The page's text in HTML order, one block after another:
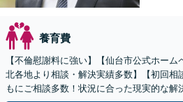
養育費
【不倫慰謝料に強い】【仙台市公式ホー
北各地より相談・解決実績多数】【初回相
もにご相談多数！状況に合った現実的な解